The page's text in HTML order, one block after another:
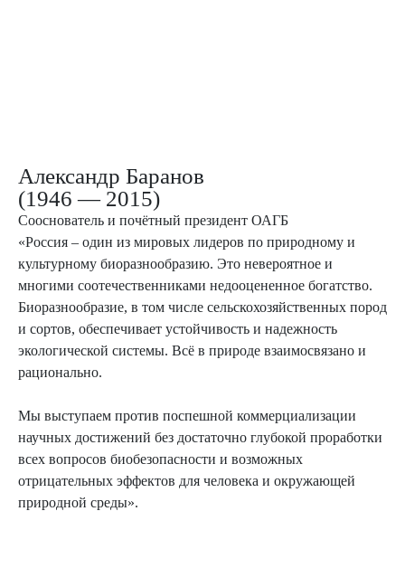
Александр Баранов
(1946 — 2015)
Сооснователь и почётный президент ОАГБ
«Россия – один из мировых лидеров по природному и
культурному биоразнообразию. Это невероятное и
многими соотечественниками недооцененное богатство.
Биоразнообразие, в том числе сельскохозяйственных пород
и сортов, обеспечивает устойчивость и надежность
экологической системы. Всё в природе взаимосвязано и
рационально.
Мы выступаем против поспешной коммерциализации
научных достижений без достаточно глубокой проработки
всех вопросов биобезопасности и возможных
отрицательных эффектов для человека и окружающей
природной среды».